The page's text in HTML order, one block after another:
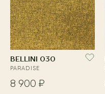
BELLINI 030
PARADISE
8 900 ₽